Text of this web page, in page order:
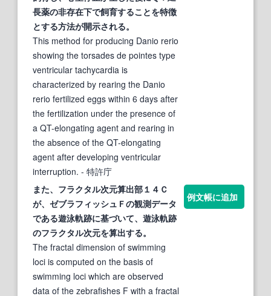
長薬の非存在下で飼育することを特徴
とする方法が開示される。
This method for producing Danio rerio
showing the torsades de pointes type
ventricular tachycardia is
characterized by rearing the Danio
rerio fertilized eggs within 6 days after
the fertilization under the presence of
a QT-elongating agent and rearing in
the absence of the QT-elongating
agent after developing ventricular
interruption. - 特許庁
また、フラクタル次元算出部１４Ｃ
が、 ゼブラフィッシュ Ｆの観測データ
である遊泳軌跡に基づいて、遊泳軌跡
のフラクタル次元を算出する。
The fractal dimension of swimming
loci is computed on the basis of
swimming loci which are observed
data of the zebrafishes F with a fractal
例文帳に追加